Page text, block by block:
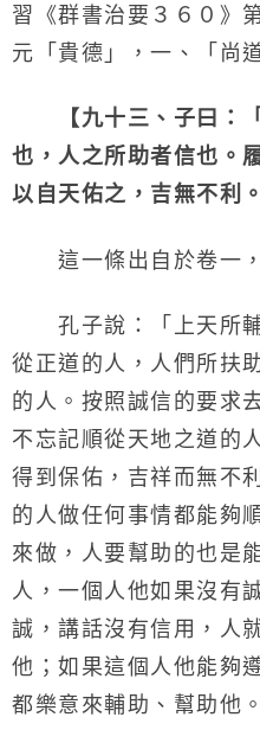
習《群書治要３６０》
元「貴德」，一、「尚
【九十三、子曰：「
也，人之所助者信也。
以自天佑之，吉無不利。
這一條出自於卷一，
孔子說：「上天所輔
從正道的人，人們所扶
的人。按照誠信的要求
不忘記順從天地之道的
得到保佑，吉祥而無不
的人做任何事情都能夠
來做，人要幫助的也是
人，一個人他如果沒有
誠，講話沒有信用，人
他；如果這個人他能夠
都樂意來輔助、幫助他